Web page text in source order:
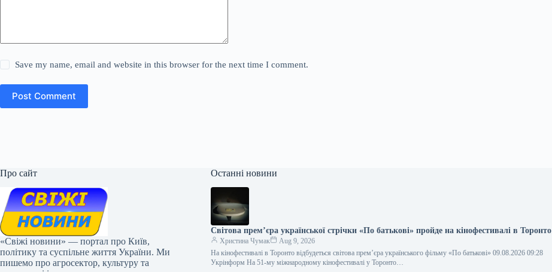
Save my name, email and website in this browser for the next time I comment.
Post Comment
Про сайт
«Свіжі новини» — портал про Київ,
політику та суспільне життя України. Ми
пишемо про агросектор, культуру та
Останні новини
Світова прем’єра української стрічки «По батькові» пройде на кінофестивалі в Торонто
Христина Чумак
Aug 9, 2026
На кінофестивалі в Торонто відбудеться світова прем’єра українського фільму «По батькові» 09.08.2026 09:28
Укрінформ На 51-му міжнародному кінофестивалі у Торонто…